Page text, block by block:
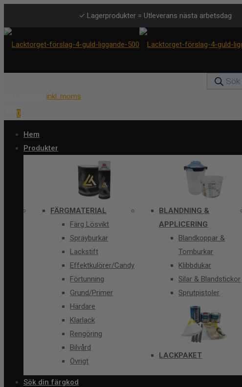
✓ Lagerprodukter = Utleverans nästa arbetsdag
Products
search
inkl. moms
0
Hem
Produkter
FÄRGMATERIAL
Färg Lösvikt
Sprayburkar
Lackstift
Effektkulörer/Candy
Förtunning
Grund/Primer
Härdare
Klarlack
Rengöring
Bilvård
Övrigt
BLANDNING &
APPLICERING
Blandkoppar &
Tomburkar
Klibbdukar
Silar & Blandstickor
Sprutpistoler
LACKPAKET
Sök din färgkod